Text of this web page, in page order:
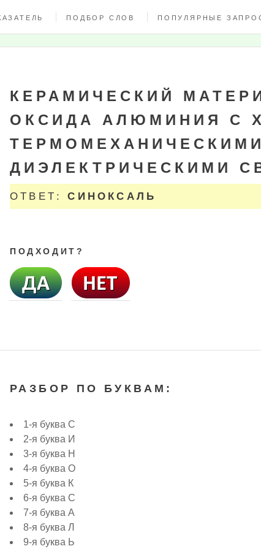
ПОДБОР СЛОВ ПОПУЛЯРНЫЕ
КЕРАМИЧЕСКИЙ
ОКСИДА АЛЮМИНИЯ С
ДИЭЛЕКТРИЧЕСКИМИ
ОТВЕТ:СИНОКСАЛЬ
ПОДХОДИТ?
РАЗБОР ПО БУКВАМ:
1-я буква С
2-я буква И
3-я буква Н
4-я буква О
5-я буква К
6-я буква С
7-я буква А
8-я буква Л
9-я буква Ь